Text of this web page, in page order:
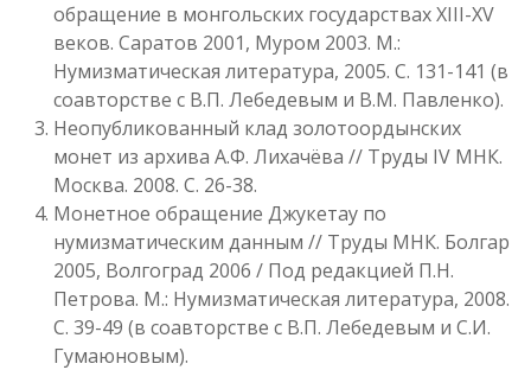
обращение в монгольских государствах XIII-XV
веков. Саратов 2001, Муром 2003. М.:
Нумизматическая литература, 2005. С. 131-141 (в
соавторстве с В.П. Лебедевым и В.М. Павленко).
Неопубликованный клад золотоордынских
монет из архива А.Ф. Лихачёва // Труды IV МНК.
Москва. 2008. С. 26-38.
Монетное обращение Джукетау по
нумизматическим данным // Труды МНК. Болгар
2005, Волгоград 2006 / Под редакцией П.Н.
Петрова. М.: Нумизматическая литература, 2008.
С. 39-49 (в соавторстве с В.П. Лебедевым и С.И.
Гумаюновым).